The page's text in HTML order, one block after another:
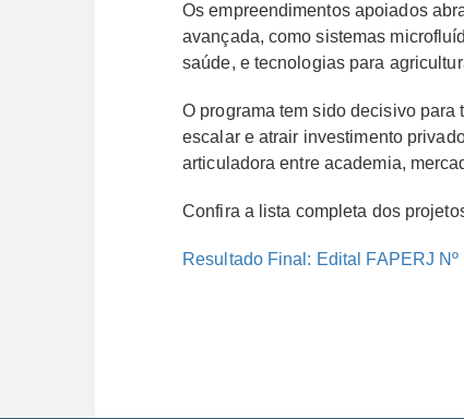
Os empreendimentos apoiados
avançada, como sistemas
saúde, e tecnologias para
O programa tem sido decisivo
escalar e atrair investimento
articuladora entre academia,
Confira a lista completa dos
Resultado Final: Edital FAPERJ